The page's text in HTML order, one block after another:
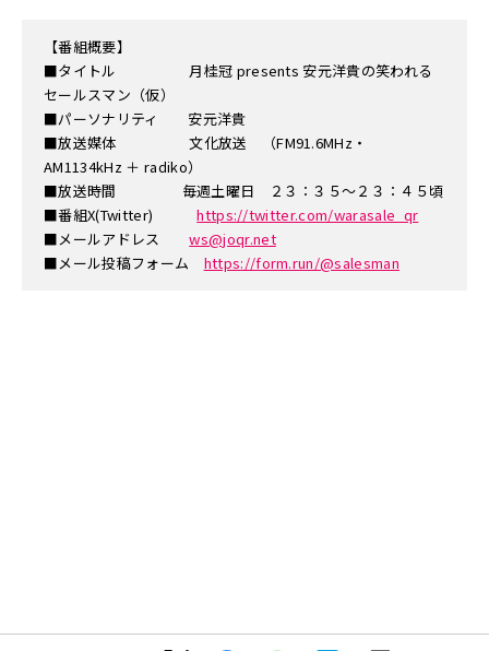
【番組概要】
■タイトル 月桂冠 presents 安元洋貴の笑われる
セールスマン（仮）
■パーソナリティ 安元洋貴
■放送媒体 文化放送 （FM91.6MHz・
AM1134kHz ＋ radiko）
■放送時間 毎週土曜日 ２３：３５～２３：４５頃
■番組X(Twitter)https://twitter.com/warasale_qr
■メールアドレスws@joqr.net
■メール投稿フォーム https://form.run/@salesman